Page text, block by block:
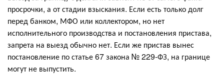
просрочки, а от стадии взыскания. Если есть только долг
перед банком, МФО или коллектором, но нет
исполнительного производства и постановления пристава,
запрета на выезд обычно нет. Если же пристав вынес
постановление по статье 67 закона № 229-ФЗ, на границе
могут не выпустить.